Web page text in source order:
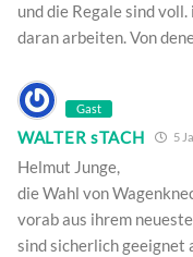
und die Regale sind
daran arbeiten. Von
Gast
WALTER sTACH 5
Helmut Junge,
die Wahl von
vorab aus ihrem
sind sicherlich geeignet